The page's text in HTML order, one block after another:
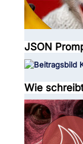
JSON
Wie